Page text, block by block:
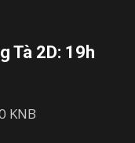
Tà 2D: 19h
KNB